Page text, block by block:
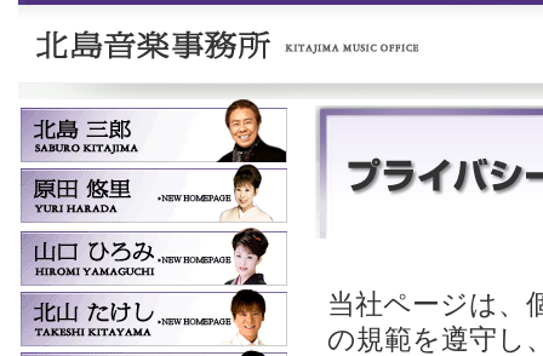
当社ページは、
の規範を遵守し